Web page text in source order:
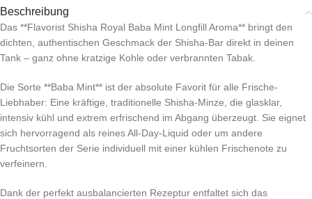
Beschreibung
Das **Flavorist Shisha Royal Baba Mint Longfill Aroma** bringt den
dichten, authentischen Geschmack der Shisha-Bar direkt in deinen
Tank – ganz ohne kratzige Kohle oder verbrannten Tabak.
Die Sorte **Baba Mint** ist der absolute Favorit für alle Frische-
Liebhaber: Eine kräftige, traditionelle Shisha-Minze, die glasklar,
intensiv kühl und extrem erfrischend im Abgang überzeugt. Sie eignet
sich hervorragend als reines All-Day-Liquid oder um andere
Fruchtsorten der Serie individuell mit einer kühlen Frischenote zu
verfeinern.
Dank der perfekt ausbalancierten Rezeptur entfaltet sich das